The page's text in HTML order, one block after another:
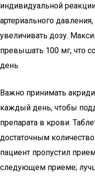
индивидуальной
артериального
увеличивать дозу.
превышать 100 мг, что
день.
Важно принимать
каждый день, чтобы
препарата в крови.
достаточным
пациент пропустил
следующем приеме;